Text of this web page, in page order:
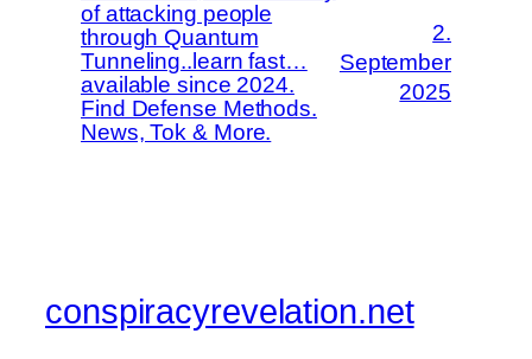
of attacking people
through Quantum
Tunneling..learn fast…
available since 2024.
Find Defense Methods.
News, Tok & More.
2.
September
2025
conspiracyrevelation.net